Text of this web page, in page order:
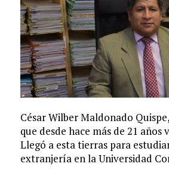
César Wilber Maldonado
que desde hace más de 21 años
Llegó a esta tierras para
extranjería en la Universidad